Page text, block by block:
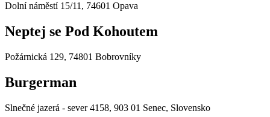
Dolní náměstí 15/11, 74601 Opava
Neptej se Pod Kohoutem
Požárnická 129, 74801 Bobrovníky
Burgerman
Slnečné jazerá - sever 4158, 903 01 Senec, Slovensko